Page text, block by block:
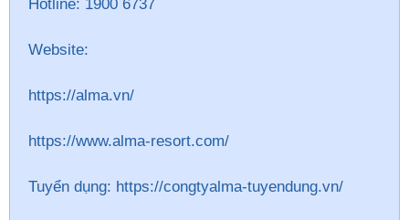
Hotline: 1900 6737
Website:
https://alma.vn/
https://www.alma-resort.com/
Tuyển dụng: https://congtyalma-tuyendung.vn/